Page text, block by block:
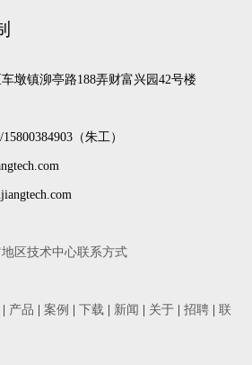
墩镇泖亭路188弄财富兴园42号楼
15800384903（朱工）
区技术中心联系方式
产品 案例 下载 新闻 关于 招聘
联